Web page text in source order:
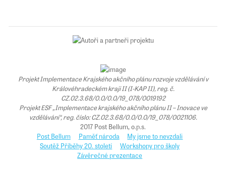
Projekt Implementace Krajského akčního plánu rozvoje vzdělávání v
Královéhradeckém kraji II (I-KAP II), reg. č.
CZ.02.3.68/0.0/0.0/19_078/0019192
Projekt ESF „Implementace krajského akčního plánu II – Inovace ve
vzdělávání“, reg. číslo: CZ.02.3.68/0.0/0.0/19_078/0021106.
2017 Post Bellum, o.p.s.
Post Bellum
Paměť národa
My jsme to nevzdali
Soutěž Příběhy 20. století
Workshopy pro školy
Závěrečné prezentace